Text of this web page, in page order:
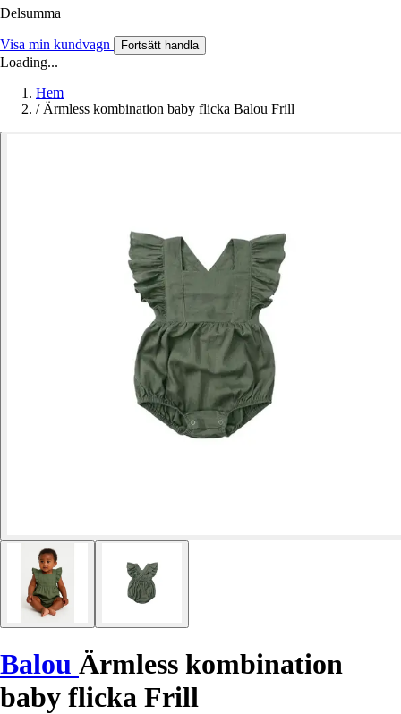
Delsumma
Visa min kundvagn Fortsätt handla
Loading...
Hem
/ Ärmless kombination baby flicka Balou Frill
Balou Ärmless kombination
baby flicka Frill